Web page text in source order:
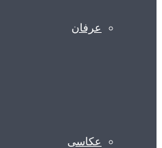
عرفان
عکاسی